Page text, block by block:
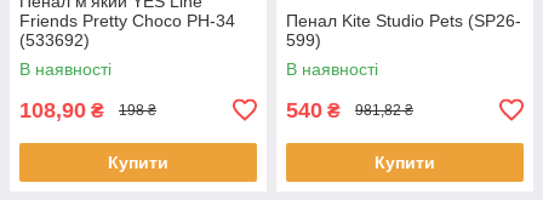
Friends Pretty Choco PH-34
(533692)
В наявності
108,90 ₴ 198 ₴
Купити
Пенал Kite Studio Pets (SP26-
599)
В наявності
540 ₴ 981,82 ₴
Купити